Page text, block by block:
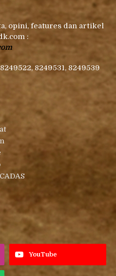
opini, features dan artikel
:
8249531, 8249539
YouTube